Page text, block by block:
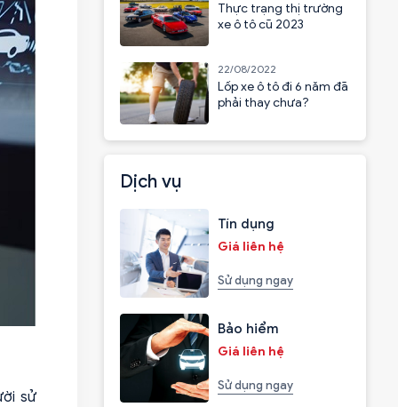
sử
Thực trạng thị trường
xe ô tô cũ 2023
22/08/2022
Lốp xe ô tô đi 6 năm đã
phải thay chưa?
Dịch vụ
Tín dụng
Giá liên hệ
Sử dụng ngay
Bảo hiểm
Giá liên hệ
Sử dụng ngay